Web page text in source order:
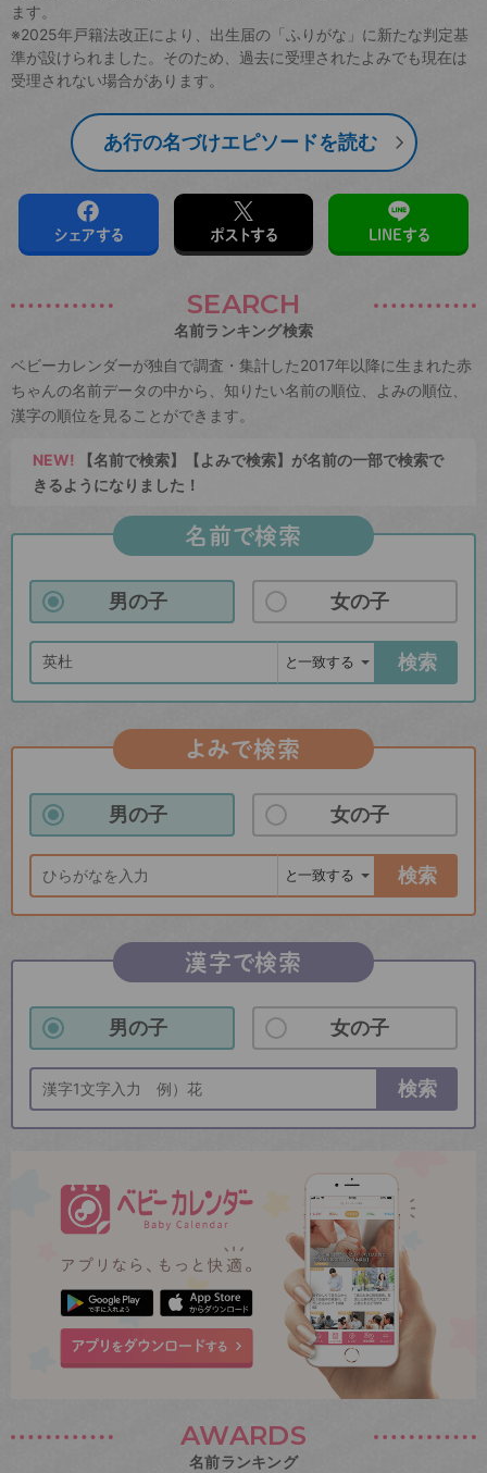
ます。
※2025年戸籍法改正により、出生届の「ふりがな」に新たな判定基
準が設けられました。そのため、過去に受理されたよみでも現在は
受理されない場合があります。
あ行の名づけエピソードを読む
シェアする ポストする LINEする
SEARCH
名前ランキング検索
ベビーカレンダーが独自で調査・集計した2017年以降に生まれた赤
ちゃんの名前データの中から、知りたい名前の順位、よみの順位、
漢字の順位を見ることができます。
NEW! 【名前で検索】【よみで検索】が名前の一部で検索で
きるようになりました！
名前で検索
男の子 女の子
検索
よみで検索
男の子 女の子
検索
漢字で検索
男の子 女の子
検索
AWARDS
名前ランキング